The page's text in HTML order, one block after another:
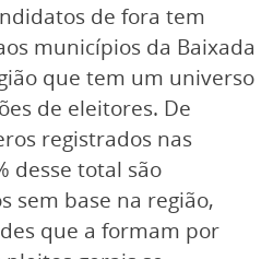
de fora tem
municípios da Baixada
que tem um universo
de eleitores. De
registrados nas
desse total são
sem base na região,
que a formam por